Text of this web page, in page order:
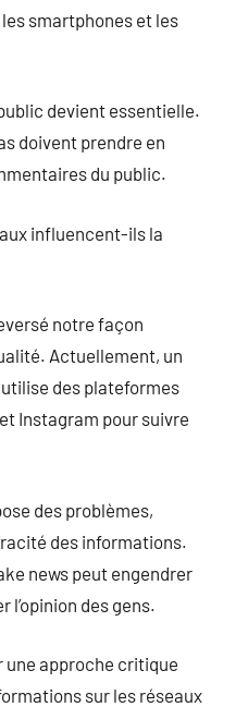
smartphones et les
devient essentielle.
doivent prendre en
du public.
influencent-ils la
notre façon
Actuellement, un
des plateformes
Instagram pour suivre
des problèmes,
des informations.
news peut engendrer
l’opinion des gens.
une approche critique
sur les réseaux